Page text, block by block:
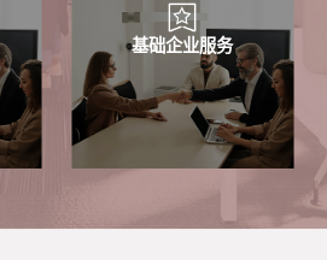
基础企业服务